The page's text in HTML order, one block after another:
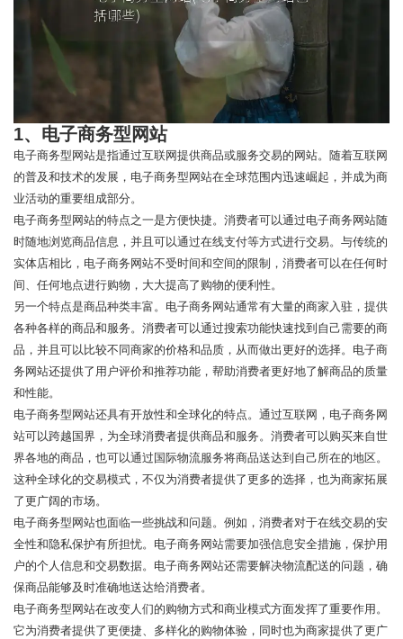
1、电子商务型网站
电子商务型网站是指通过互联网提供商品或服务交易的网站。随着互联网
的普及和技术的发展，电子商务型网站在全球范围内迅速崛起，并成为商
业活动的重要组成部分。
电子商务型网站的特点之一是方便快捷。消费者可以通过电子商务网站随
时随地浏览商品信息，并且可以通过在线支付等方式进行交易。与传统的
实体店相比，电子商务网站不受时间和空间的限制，消费者可以在任何时
间、任何地点进行购物，大大提高了购物的便利性。
另一个特点是商品种类丰富。电子商务网站通常有大量的商家入驻，提供
各种各样的商品和服务。消费者可以通过搜索功能快速找到自己需要的商
品，并且可以比较不同商家的价格和品质，从而做出更好的选择。电子商
务网站还提供了用户评价和推荐功能，帮助消费者更好地了解商品的质量
和性能。
电子商务型网站还具有开放性和全球化的特点。通过互联网，电子商务网
站可以跨越国界，为全球消费者提供商品和服务。消费者可以购买来自世
界各地的商品，也可以通过国际物流服务将商品送达到自己所在的地区。
这种全球化的交易模式，不仅为消费者提供了更多的选择，也为商家拓展
了更广阔的市场。
电子商务型网站也面临一些挑战和问题。例如，消费者对于在线交易的安
全性和隐私保护有所担忧。电子商务网站需要加强信息安全措施，保护用
户的个人信息和交易数据。电子商务网站还需要解决物流配送的问题，确
保商品能够及时准确地送达给消费者。
电子商务型网站在改变人们的购物方式和商业模式方面发挥了重要作用。
它为消费者提供了更便捷、多样化的购物体验，同时也为商家提供了更广